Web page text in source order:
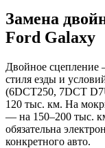
Замена
Ford Galaxy
Двойное сцепление
стиля езды и
(6DCT250, 7DCT
120 тыс. км. На
— на 150–200 тыс.
обязательна
конкретного авто.